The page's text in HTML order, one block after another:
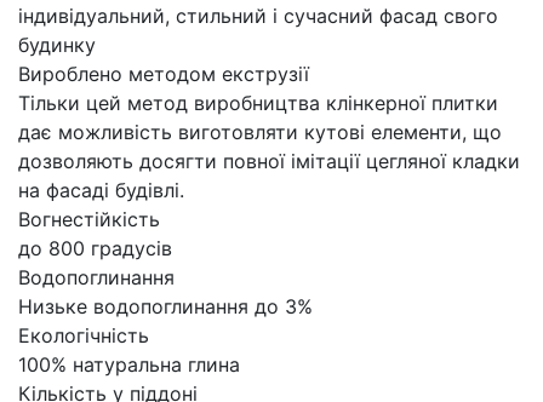
індивідуальний, стильний і сучасний фасад свого
будинку
Вироблено методом екструзії
Тільки цей метод виробництва клінкерної плитки
дає можливість виготовляти кутові елементи, що
дозволяють досягти повної імітації цегляної кладки
на фасаді будівлі.
Вогнестійкість
до 800 градусів
Водопоглинання
Низьке водопоглинання до 3%
Екологічність
100% натуральна глина
Кількість у піддоні